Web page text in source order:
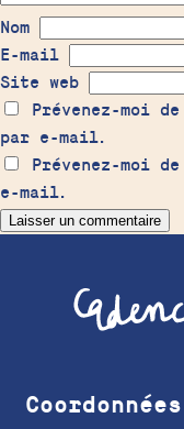
Nom
E-mail
Site web
Prévenez-moi
par e-mail.
Prévenez-moi
e-mail.
Coordonnées